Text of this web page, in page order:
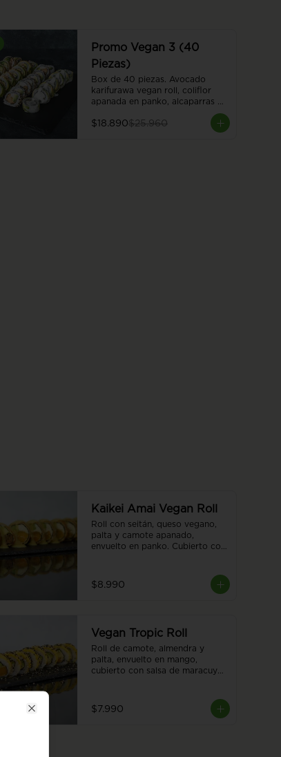
Promo Vegan 3 (40
Piezas)
Box de 40 piezas. Avocado
karifurawa vegan roll, coliflor
apanada en panko, alcaparras y
queso vegano, envuelto en palta.
Cubierto con salsa acevichada
vegana. Hummus furai vegan roll,
$18.890$25.960
Kaikei Amai Vegan Roll
Roll con seitán, queso vegano,
palta y camote apanado,
envuelto en panko. Cubierto con
$8.990
Vegan Tropic Roll
Roll de camote, almendra y
palta, envuelto en mango,
cubierto con salsa de maracuyá
$7.990